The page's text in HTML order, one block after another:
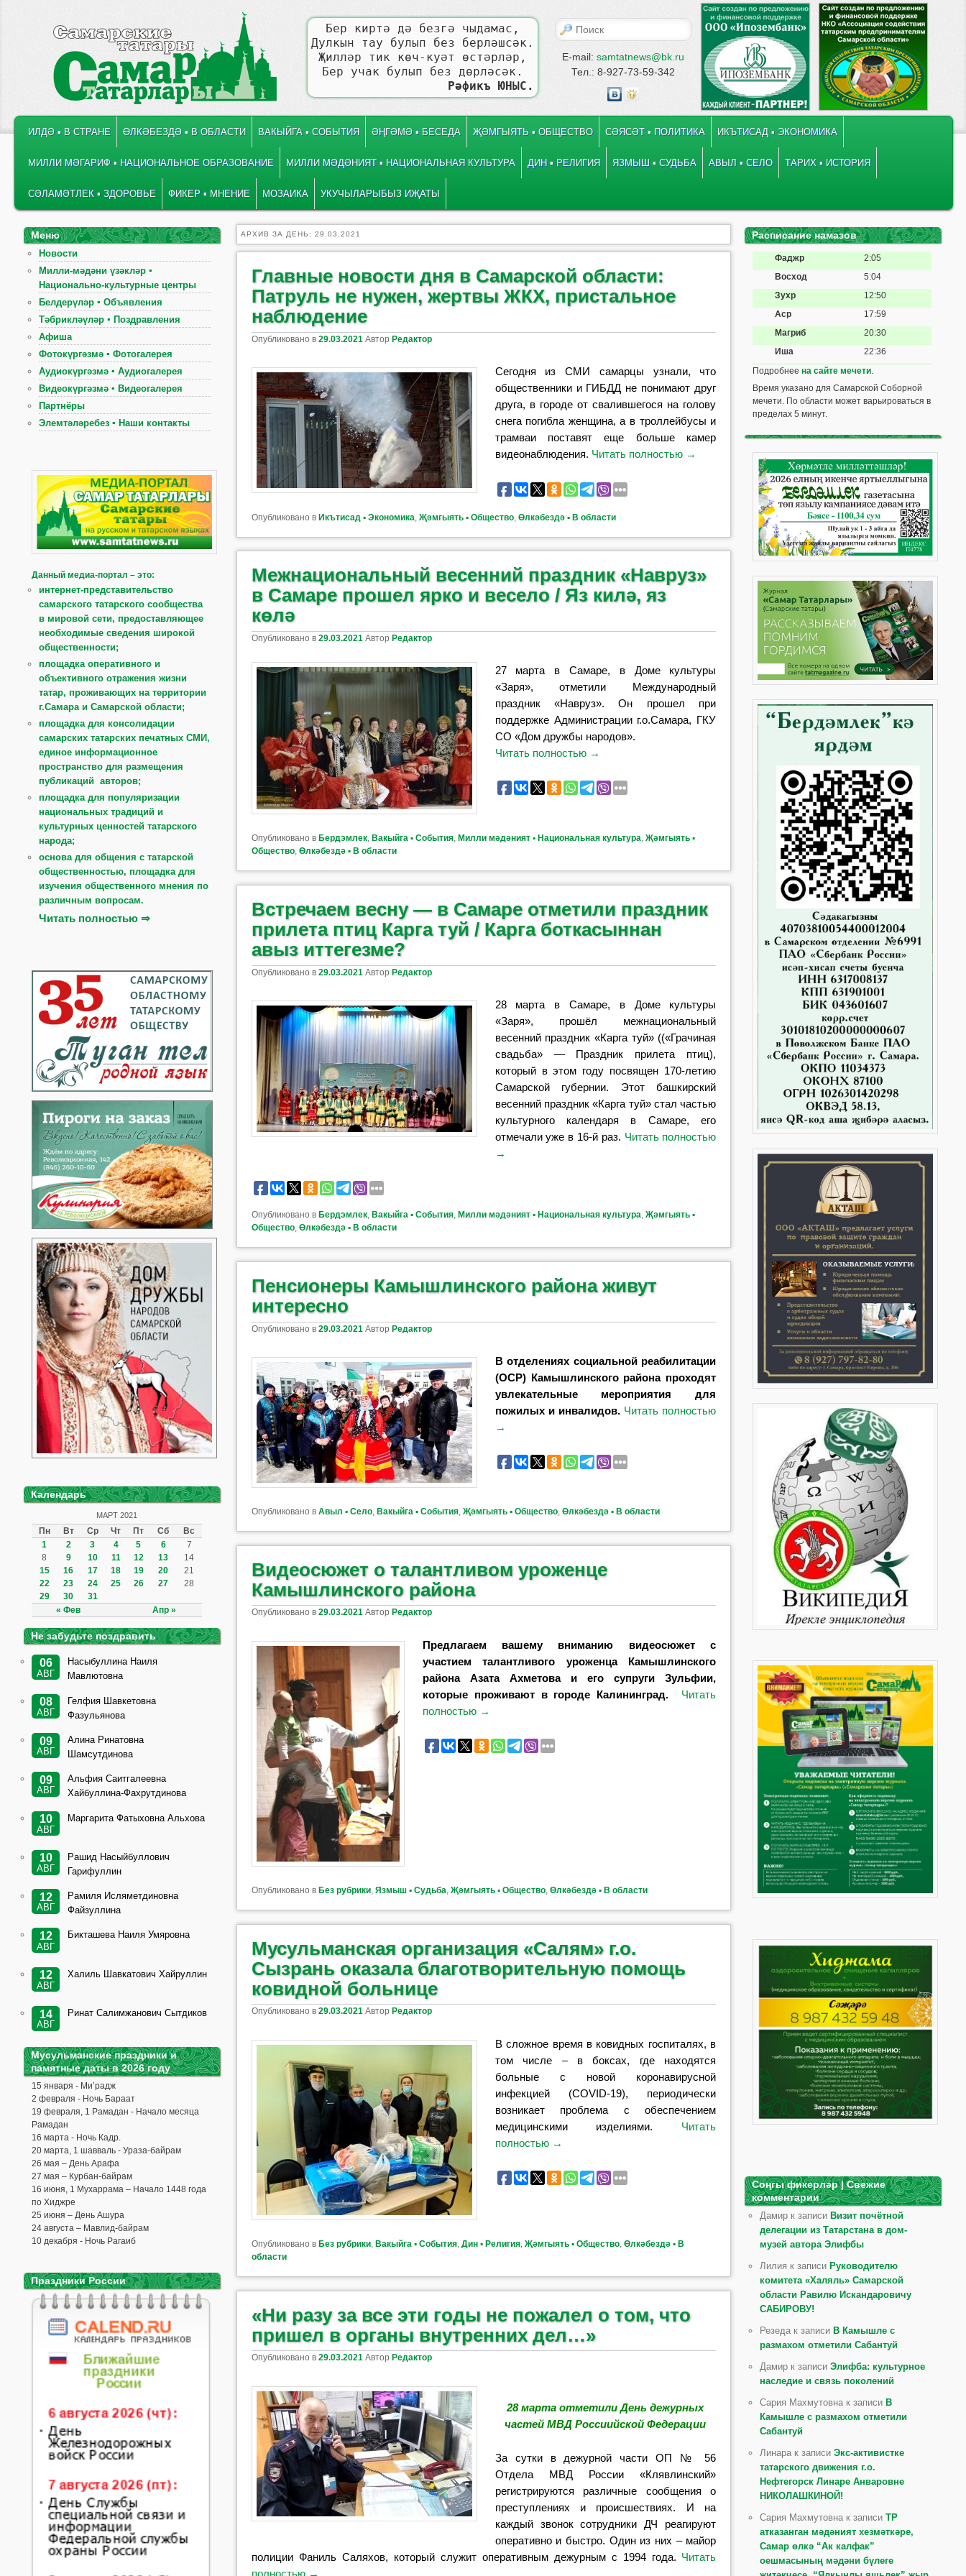
Бер киртә дә безгә чыдамас,
Дулкын тау булып без берләшсәк.
Җилләр тик көч-куәт өстәрләр,
Бер учак булып без дөрләсәк.
Рәфикъ ЮНЫС.
E-mail: samtatnews@bk.ru
Тел.: 8-927-73-59-342
ПЕРЕЙТИ К ОСНОВНОМУ СОДЕРЖИМОМУ
ПЕРЕЙТИ К ДОПОЛНИТЕЛЬНОМУ СОДЕРЖИМОМУ
ИЛДӘ ▪ В СТРАНЕ ӨЛКӘБЕЗДӘ ▪ В ОБЛАСТИ ВАКЫЙГА ▪ СОБЫТИЯ ӘҢГӘМӘ ▪ БЕСЕДА ҖӘМГЫЯТЬ ▪ ОБЩЕСТВО СӘЯСӘТ ▪ ПОЛИТИКА ИКЪТИСАД ▪ ЭКОНОМИКА
МИЛЛИ МӘГАРИФ ▪ НАЦИОНАЛЬНОЕ ОБРАЗОВАНИЕ МИЛЛИ МӘДӘНИЯТ ▪ НАЦИОНАЛЬНАЯ КУЛЬТУРА ДИН ▪ РЕЛИГИЯ ЯЗМЫШ ▪ СУДЬБА АВЫЛ ▪ СЕЛО ТАРИХ ▪ ИСТОРИЯ
СӘЛАМӘТЛЕК ▪ ЗДОРОВЬЕ ФИКЕР ▪ МНЕНИЕ МОЗАИКА УКУЧЫЛАРЫБЫЗ ИҖАТЫ
АРХИВ ЗА ДЕНЬ:29.03.2021
Главные новости дня в Самарской области:
Патруль не нужен, жертвы ЖКХ, пристальное
наблюдение
Опубликовано в29.03.2021 АвторРедактор
Сегодня из СМИ самарцы узнали, что
общественники и ГИБДД не понимают друг
друга, в городе от свалившегося на голову
снега погибла женщина, а в троллейбусы и
трамваи поставят еще больше камер
видеонаблюдения. Читать полностью →
Опубликовано в Икътисад ▪ Экономика ,Җәмгыять ▪ Общество ,Өлкәбездә ▪ В области
Межнациональный весенний праздник «Навруз»
в Самаре прошел ярко и весело / Яз килә, яз
көлә
Опубликовано в29.03.2021 АвторРедактор
27 марта в Самаре, в Доме культуры
«Заря», отметили Международный
праздник «Навруз». Он прошел при
поддержке Администрации г.о.Самара, ГКУ
СО «Дом дружбы народов».
Читать полностью →
Опубликовано в Бердэмлек, Вакыйга ▪ События, Милли мәдәният ▪ Национальная культура,Җәмгыять ▪
Общество,Өлкәбездә ▪ В области
Встречаем весну — в Самаре отметили праздник
прилета птиц Карга туй / Карга боткасыннан
авыз иттегезме?
Опубликовано в29.03.2021 АвторРедактор
28 марта в Самаре, в Доме культуры
«Заря», прошёл межнациональный
весенний праздник «Карга туй» ((«Грачиная
свадьба» — Праздник прилета птиц),
который в этом году посвящен 170-летию
Самарской губернии. Этот башкирский
весенний праздник «Карга туй» стал частью
культурного календаря в Самаре, его
отмечали уже в 16-й раз. Читать полностью
→
Опубликовано в Бердэмлек, Вакыйга ▪ События, Милли мәдәният ▪ Национальная культура,Җәмгыять ▪
Общество,Өлкәбездә ▪ В области
Пенсионеры Камышлинского района живут
интересно
Опубликовано в29.03.2021 АвторРедактор
В отделениях социальной реабилитации
(ОСР) Камышлинского района проходят
увлекательные мероприятия для
пожилых и инвалидов. Читать полностью
→
Опубликовано в Авыл ▪ Село, Вакыйга ▪ События,Җәмгыять ▪ Общество,Өлкәбездә ▪ В области
Видеосюжет о талантливом уроженце
Камышлинского района
Опубликовано в29.03.2021 Автор Редактор
Предлагаем вашему вниманию видеосюжет с
участием талантливого уроженца Камышлинского
района Азата Ахметова и его супруги Зульфии,
которые проживают в городе Калининград.
Читать
полностью →
Опубликовано в Без рубрики,Язмыш ▪ Судьба,Җәмгыять ▪ Общество,Өлкәбездә ▪ В области
Мусульманская организация «Салям» г.о.
Сызрань оказала благотворительную помощь
ковидной больнице
Опубликовано в29.03.2021 Автор Редактор
В сложное время в ковидных госпиталях, в
том числе – в боксах, где находятся
больные с новой коронавирусной
инфекцией (COVID-19), периодически
возникает проблема с обеспечением
медицинскими изделиями. Читать
полностью →
Опубликовано в Без рубрики, Вакыйга ▪ События,Дин ▪ Религия,Җәмгыять ▪ Общество,Өлкәбездә ▪ В
области
«Ни разу за все эти годы не пожалел о том, что
пришел в органы внутренних дел…»
Опубликовано в29.03.2021 Автор Редактор
28 марта отметили День дежурных
частей МВД Россиийской Федерации
За сутки в дежурной части ОП № 56
Отдела МВД России «Клявлинский»
регистрируются различные сообщения о
преступлениях и происшествиях. И на
каждый звонок сотрудники ДЧ реагируют
оперативно и быстро. Один из них – майор
полиции Фаниль Саляхов, который служит оперативным дежурным с 1994 года. Читать
Меню
Новости
Милли-мәдәни үзәкләр ▪
Национально-культурные центры
Белдерүләр ▪ Объявления
Тәбрикләүләр ▪ Поздравления
Афиша
Фотокүргәзмә ▪ Фотогалерея
Аудиокүргәзмә ▪ Аудиогалерея
Видеокүргәзмә ▪ Видеогалерея
Партнёры
Элемтәләребез ▪ Наши контакты
Данный медиа-портал – это:
интернет-представительство
самарского татарского сообщества
в мировой сети, предоставляющее
необходимые сведения широкой
общественности;
площадка оперативного и
объективного отражения жизни
татар, проживающих на территории
г.Самара и Самарской области;
площадка для консолидации
самарских татарских печатных СМИ,
единое информационное
пространство для размещения
публикаций авторов;
площадка для популяризации
национальных традиций и
культурных ценностей татарского
народа;
основа для общения с татарской
общественностью, площадка для
изучения общественного мнения по
различным вопросам.
Читать полностью ⇒
Календарь
МАРТ 2021
Пн Вт Ср Чт Пт Сб Вс
« Фев Апр »
1 2 3 4 5 6
7
8
9 10 11 12 13
14
15
16 17 18 19 20
21
22
23 24 25 26 27
28
29
30 31
Не забудьте поздравить
06
АВГ
Насыбуллина Наиля
Мавлютовна
08
АВГ
Гелфия Шавкетовна
Фазульянова
09
АВГ
Алина Ринатовна
Шамсутдинова
09
АВГ
Альфия Саитгалеевна
Хайбуллина-Фахрутдинова
10
АВГ
Маргарита Фатыховна Альхова
10
АВГ
Рашид Насыйбуллович
Гарифуллин
12
АВГ
Рамиля Исляметдиновна
Файзуллина
12
АВГ
Бикташева Наиля Умяровна
12
АВГ
Халиль Шавкатович Хайруллин
14
АВГ
Ринат Салимжанович Сытдиков
Мусульманские праздники и
памятные даты в 2026 году
15 января - Ми’радж
2 февраля - Ночь Бараат
19 февраля, 1 Рамадан - Начало месяца
Рамадан
16 марта - Ночь Кадр.
20 марта, 1 шавваль - Ураза-байрам
26 мая – День Арафа
27 мая – Курбан-байрам
16 июня, 1 Мухаррама – Начало 1448 года
по Хиджре
25 июня – День Ашура
24 августа – Мавлид-байрам
10 декабря - Ночь Рагаиб
Праздники России
Расписание намазов
Фаджр
2:05
Восход
5:04
Зухр
12:50
Аср
17:59
Магриб
20:30
Иша
22:36
Подробнеена сайте мечети.
Время указано для Самарской Соборной
мечети. По области может варьироваться в
пределах 5 минут.
Соңгы фикерләр | Свежие
комментарии
Дамир к записи Визит почётной
делегации из Татарстана в дом-
музей автора Элифбы
Лилия к записи Руководителю
комитета «Халяль» Самарской
области Равилю Искандаровичу
САБИРОВУ!
Резеда к записи В Камышле с
размахом отметили Сабантуй
Дамир к записиЭлифба: культурное
наследие и связь поколений
Сария Махмутовна к записи В
Камышле с размахом отметили
Сабантуй
Линара к записиЭкс-активистке
татарского движения г.о.
Нефтегорск Линаре Анваровне
НИКОЛАШКИНОЙ!
Сария Махмутовна к записиТР
атказанган мәдәният хезмәткәре,
Самар өлкә “Ак калфак”
оешмасының мәдәни бүлеге